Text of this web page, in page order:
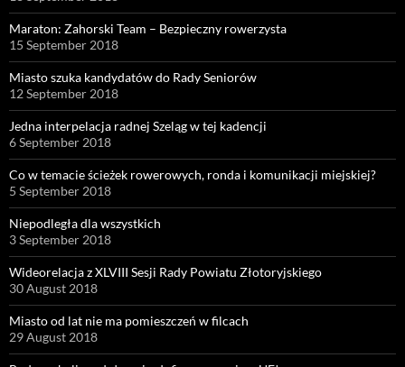
Maraton: Zahorski Team – Bezpieczny rowerzysta
15 September 2018
Miasto szuka kandydatów do Rady Seniorów
12 September 2018
Jedna interpelacja radnej Szeląg w tej kadencji
6 September 2018
Co w temacie ścieżek rowerowych, ronda i komunikacji miejskiej?
5 September 2018
Niepodległa dla wszystkich
3 September 2018
Wideorelacja z XLVIII Sesji Rady Powiatu Złotoryjskiego
30 August 2018
Miasto od lat nie ma pomieszczeń w filcach
29 August 2018